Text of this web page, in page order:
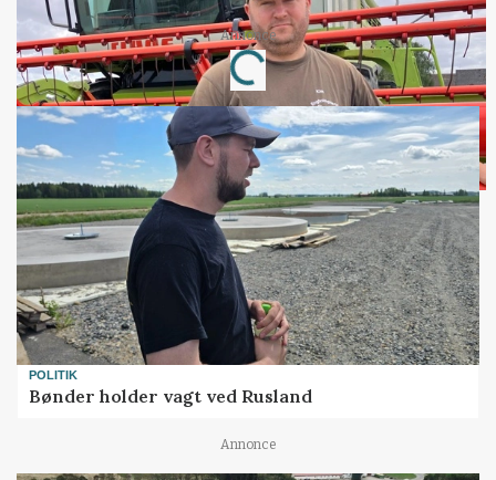
Annonce
Loading...
POLITIK
Bønder holder vagt ved Rusland
Annonce